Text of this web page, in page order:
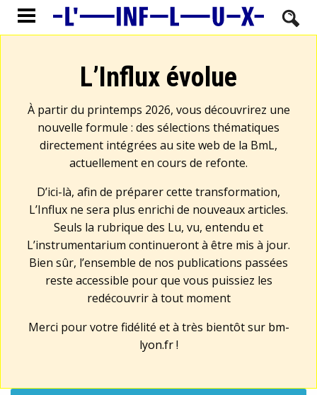
L’Influx évolue
À partir du printemps 2026, vous découvrirez une
nouvelle formule : des sélections thématiques
directement intégrées au site web de la BmL,
actuellement en cours de refonte.
D’ici-là, afin de préparer cette transformation,
L’Influx ne sera plus enrichi de nouveaux articles.
Seuls la rubrique des Lu, vu, entendu et
L’instrumentarium continueront à être mis à jour.
Bien sûr, l’ensemble de nos publications passées
reste accessible pour que vous puissiez les
redécouvrir à tout moment
Merci pour votre fidélité et à très bientôt sur bm-
lyon.fr!